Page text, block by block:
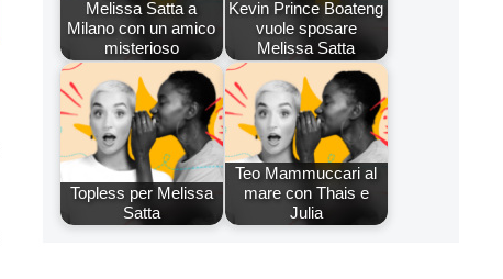
Melissa Satta a
Milano con un amico
misterioso
Kevin Prince Boateng
vuole sposare
Melissa Satta
Topless per Melissa
Satta
Teo Mammuccari al
mare con Thais e
Julia